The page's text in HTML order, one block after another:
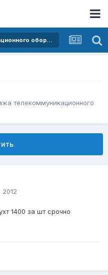
Покупка и продажа телекоммуникационного оборудования
телекоммуникационного
2012
1400 за шт срочно